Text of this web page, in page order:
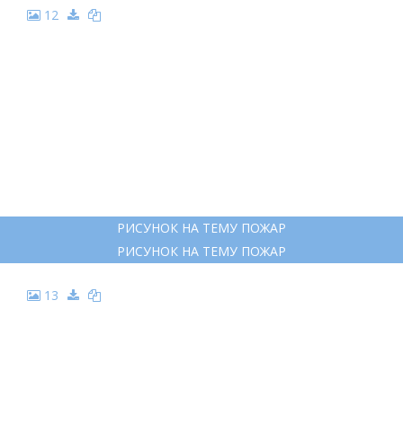
12
РИСУНОК НА ТЕМУ ПОЖАР
РИСУНОК НА ТЕМУ ПОЖАР
13